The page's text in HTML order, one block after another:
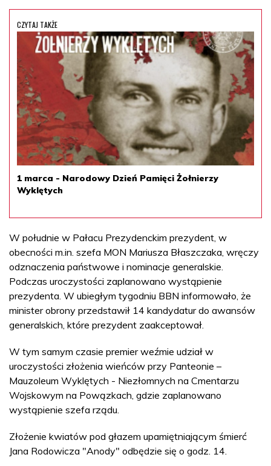
CZYTAJ TAKŻE
1 marca - Narodowy Dzień Pamięci Żołnierzy
Wyklętych
W południe w Pałacu Prezydenckim prezydent, w
obecności m.in. szefa MON Mariusza Błaszczaka, wręczy
odznaczenia państwowe i nominacje generalskie.
Podczas uroczystości zaplanowano wystąpienie
prezydenta. W ubiegłym tygodniu BBN informowało, że
minister obrony przedstawił 14 kandydatur do awansów
generalskich, które prezydent zaakceptował.
W tym samym czasie premier weźmie udział w
uroczystości złożenia wieńców przy Panteonie –
Mauzoleum Wyklętych - Niezłomnych na Cmentarzu
Wojskowym na Powązkach, gdzie zaplanowano
wystąpienie szefa rządu.
Złożenie kwiatów pod głazem upamiętniającym śmierć
Jana Rodowicza "Anody" odbędzie się o godz. 14.